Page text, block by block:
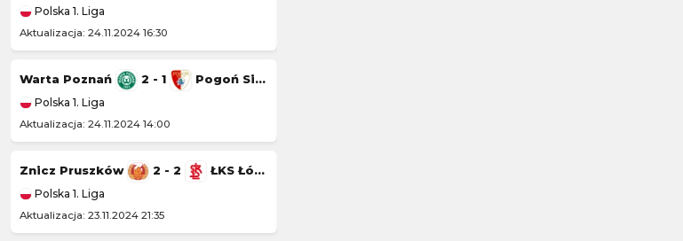
Polska 1. Liga
Aktualizacja: 24.11.2024 16:30
Warta Poznań 2 - 1 Pogoń Siedlce
Polska 1. Liga
Aktualizacja: 24.11.2024 14:00
Znicz Pruszków 2 - 2 ŁKS Łódź
Polska 1. Liga
Aktualizacja: 23.11.2024 21:35